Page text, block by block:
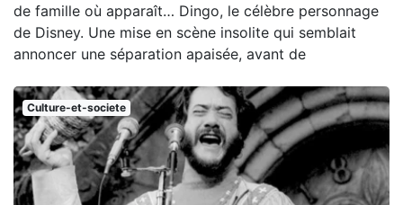
de famille où apparaît… Dingo, le célèbre personnage
de Disney. Une mise en scène insolite qui semblait
annoncer une séparation apaisée, avant de
Culture-et-societe